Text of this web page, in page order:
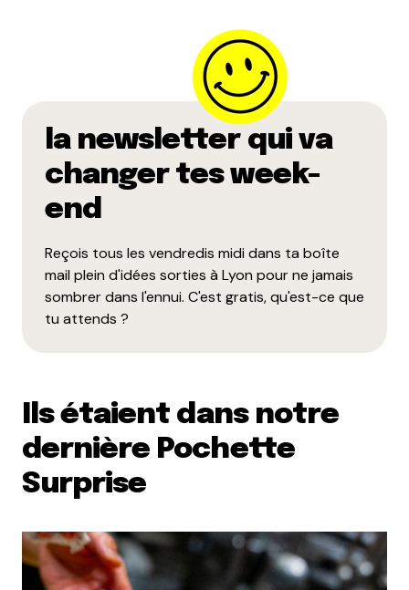
la newsletter qui va
changer tes week-
end
Reçois tous les vendredis midi dans ta boîte
mail plein d'idées sorties à Lyon pour ne jamais
sombrer dans l'ennui. C'est gratis, qu'est-ce que
tu attends ?
Ils étaient dans notre
dernière Pochette
Surprise